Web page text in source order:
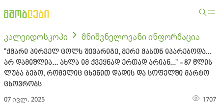
კალეიდოსკოპი მნიშვნელოვანი ინფორმაცია
"ქმარი პირველ ცოლს შევარიგე, მერე მასთნ იპარებოდა…
არ დამიშლია... ახლა იმ ქვეყნად ერთად არიან…" - 87 წლის
ლუბა ბებო, რომელიც ცხენით დადის და სოფელში მარტო
ცხოვრობს
07 ივლ. 2025 1707